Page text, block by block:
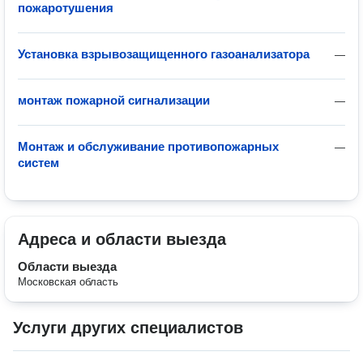
пожаротушения
—
Установка взрывозащищенного газоанализатора
—
монтаж пожарной сигнализации
—
Монтаж и обслуживание противопожарных
систем
Адреса и области выезда
Области выезда
Московская область
Услуги других специалистов